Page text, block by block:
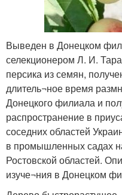
Выведен в Донецком
селекционером Л. И.
персика из семян,
длитель¬ное время
Донецкого филиала и
распространение в
соседних областей
в промышленных садах
Ростовской областей.
изуче¬ния в Донецком